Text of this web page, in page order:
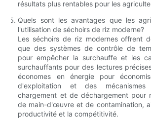
résultats plus rentables pour les
Quels sont les avantages que les
l'utilisation de séchoirs de riz moderne?
Les séchoirs de riz modernes offrent
que des systèmes de contrôle de
pour empêcher la surchauffe et les
surchauffants pour des lectures
économes en énergie pour
d'exploitation et des mécanismes
chargement et de déchargement pour
de main-d'œuvre et de contamination,
productivité et la compétitivité.